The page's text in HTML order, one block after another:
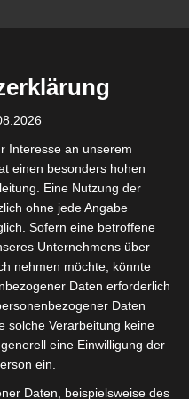
zum
mit der
von Peopleware
Interesse an unserem
einen besonders hohen
Eine Nutzung der
ohne jede Angabe
Sofern eine betroffene
Unternehmens über
nehmen möchte, könnte
Daten erforderlich
Daten
solche Verarbeitung keine
eine Einwilligung der
ein.
Daten, beispielsweise des